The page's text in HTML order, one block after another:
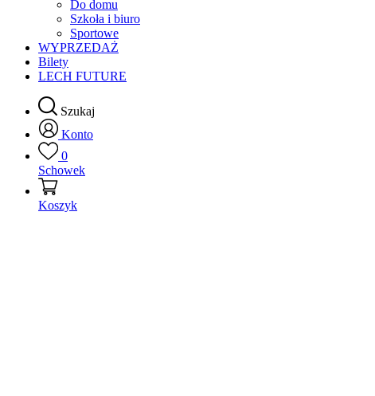
Do domu
Szkoła i biuro
Sportowe
WYPRZEDAŻ
Bilety
LECH FUTURE
Szukaj
Konto
0
Schowek
Koszyk